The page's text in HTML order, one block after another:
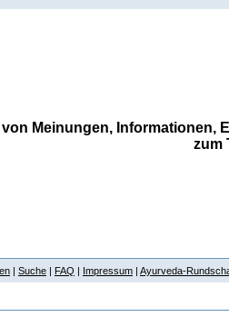
Meinungen, Informationen,
zum
| Suche | FAQ | Impressum | Ayurveda-